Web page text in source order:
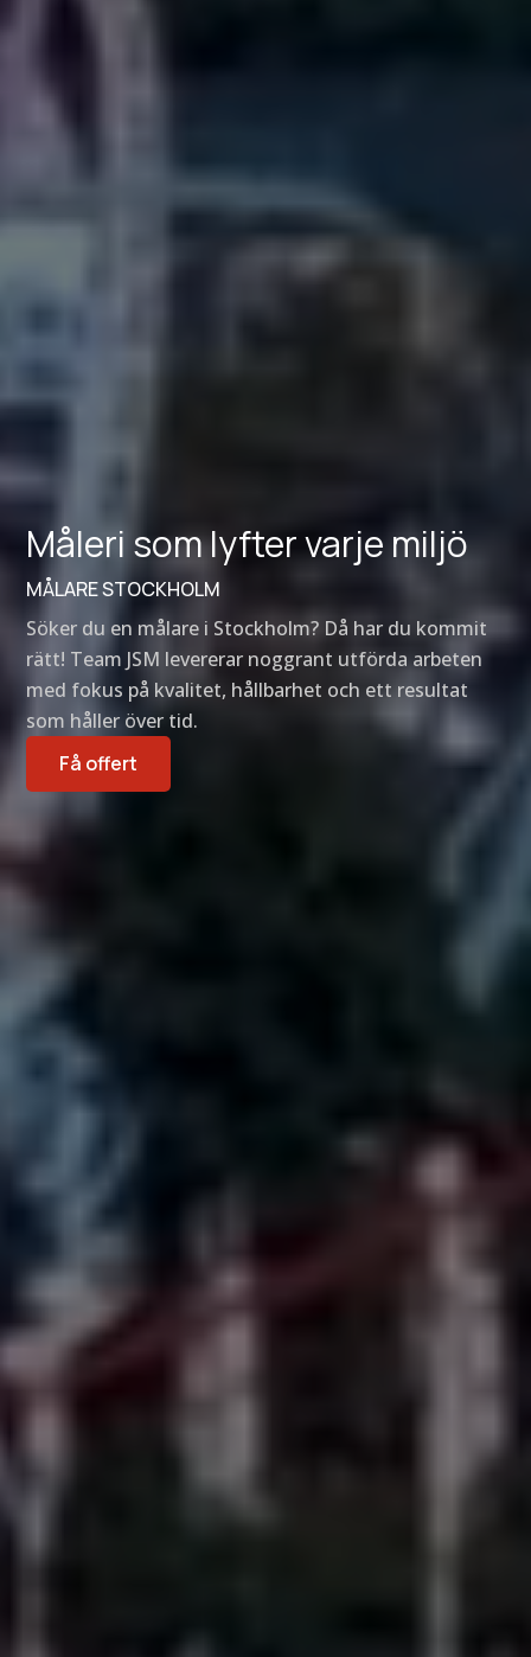
Måleri som lyfter varje miljö
MÅLARE STOCKHOLM
Söker du en målare i Stockholm? Då har du kommit
rätt! Team JSM levererar noggrant utförda arbeten
med fokus på kvalitet, hållbarhet och ett resultat
som håller över tid.
Få offert